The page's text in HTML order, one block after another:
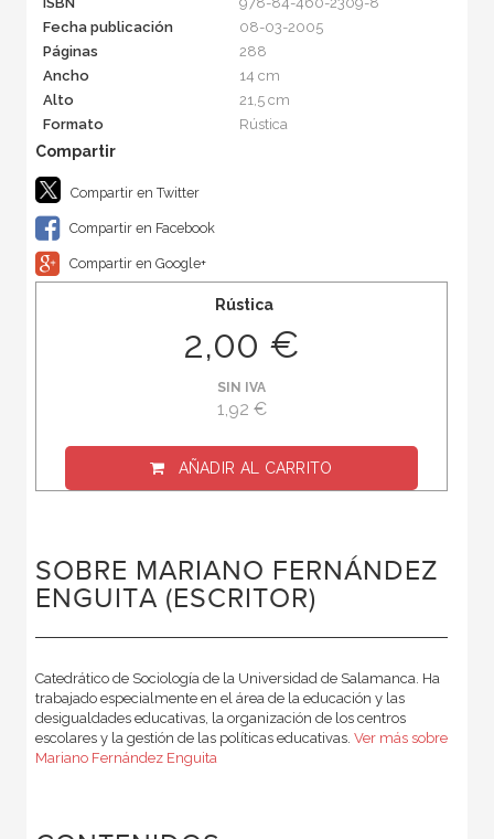
Fecha publicación
08-03-2005
Páginas
288
Ancho
14 cm
Alto
21,5 cm
Formato
Rústica
Compartir en Twitter
Compartir en Facebook
Compartir en Google+
Rústica
2,00 €
SIN IVA
1,92 €
AÑADIR AL CARRITO
SOBRE MARIANO FERNÁNDEZ
ENGUITA (ESCRITOR)
Catedrático de Sociología de la Universidad de Salamanca. Ha
trabajado especialmente en el área de la educación y las
desigualdades educativas, la organización de los centros
escolares y la gestión de las políticas educativas. Ver más sobre
Mariano Fernández Enguita